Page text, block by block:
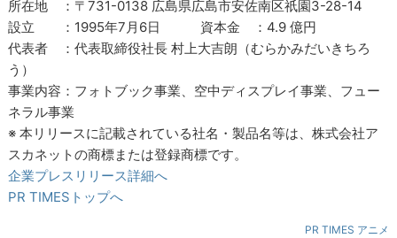
所在地 ：〒731-0138 広島県広島市安佐南区祇園3-28-14
設立 ：1995年7月6日 資本金 ：4.9 億円
代表者 ：代表取締役社長 村上大吉朗（むらかみだいきちろ
う）
事業内容：フォトブック事業、空中ディスプレイ事業、フュー
ネラル事業
※ 本リリースに記載されている社名・製品名等は、株式会社ア
スカネットの商標または登録商標です。
企業プレスリリース詳細へ
PR TIMESトップへ
PR TIMES アニメ